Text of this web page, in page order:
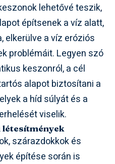
lehetővé teszik,
építsenek a víz alatt,
elkerülve a víz eróziós
problémáit. Legyen szó
keszonról, a cél
alapot biztosítani a
a híd súlyát és a
viselik.
szárazdokkok és
építése során is